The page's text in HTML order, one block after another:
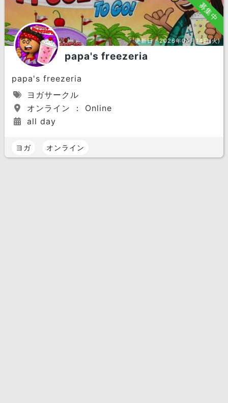
募集中
更新日：2026年04月14日(火)
papa's freezeria
papa's freezeria
ヨガサークル
オンライン ： Online
all day
ヨガ オンライン